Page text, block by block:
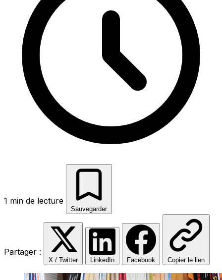
1 min de lecture
Sauvegarder
Partager :
X / Twitter LinkedIn Facebook Copier le lien